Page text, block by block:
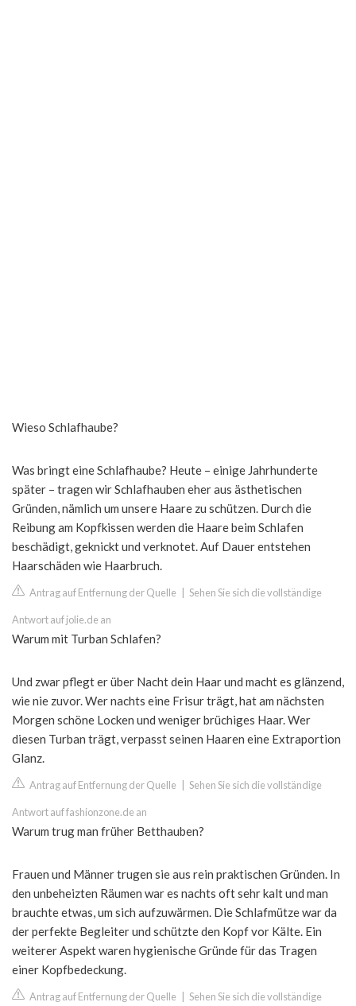
Wieso Schlafhaube?
Was bringt eine Schlafhaube? Heute – einige Jahrhunderte
später – tragen wir Schlafhauben eher aus ästhetischen
Gründen, nämlich um unsere Haare zu schützen. Durch die
Reibung am Kopfkissen werden die Haare beim Schlafen
beschädigt, geknickt und verknotet. Auf Dauer entstehen
Haarschäden wie Haarbruch.
Antrag auf Entfernung der Quelle Sehen Sie sich die vollständige
Antwort auf jolie.de an
Warum mit Turban Schlafen?
Und zwar pflegt er über Nacht dein Haar und macht es glänzend,
wie nie zuvor. Wer nachts eine Frisur trägt, hat am nächsten
Morgen schöne Locken und weniger brüchiges Haar. Wer
diesen Turban trägt, verpasst seinen Haaren eine Extraportion
Glanz.
Antrag auf Entfernung der Quelle Sehen Sie sich die vollständige
Antwort auf fashionzone.de an
Warum trug man früher Betthauben?
Frauen und Männer trugen sie aus rein praktischen Gründen. In
den unbeheizten Räumen war es nachts oft sehr kalt und man
brauchte etwas, um sich aufzuwärmen. Die Schlafmütze war da
der perfekte Begleiter und schützte den Kopf vor Kälte. Ein
weiterer Aspekt waren hygienische Gründe für das Tragen
einer Kopfbedeckung.
Antrag auf Entfernung der Quelle Sehen Sie sich die vollständige